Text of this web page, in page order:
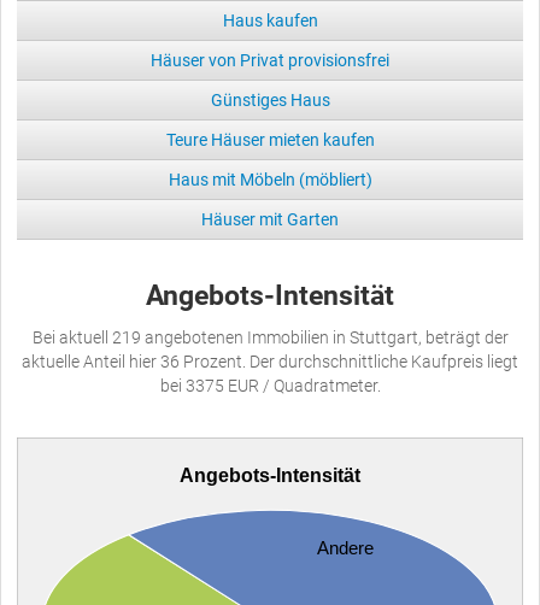
Haus kaufen
Häuser von Privat provisionsfrei
Günstiges Haus
Teure Häuser mieten kaufen
Haus mit Möbeln (möbliert)
Häuser mit Garten
Angebots-Intensität
Bei aktuell 219 angebotenen Immobilien in Stuttgart, beträgt der
aktuelle Anteil hier 36 Prozent. Der durchschnittliche Kaufpreis liegt
bei 3375 EUR / Quadratmeter.
Angebots-Intensität
Andere